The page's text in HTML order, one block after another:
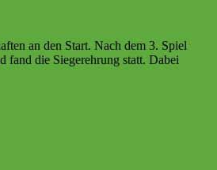
an den Start. Nach dem 3. Spiel
fand die Siegerehrung statt. Dabei